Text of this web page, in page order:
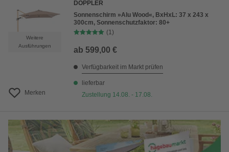
Weitere
Ausführungen
Merken
DOPPLER
Sonnenschirm »Alu Wood«, BxHxL: 37 x 243 x
300cm, Sonnenschutzfaktor: 80+
(1)
ab 599,00 €
Verfügbarkeit im Markt prüfen
lieferbar
Zustellung 14.08. - 17.08.